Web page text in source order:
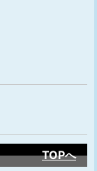
TOPへ